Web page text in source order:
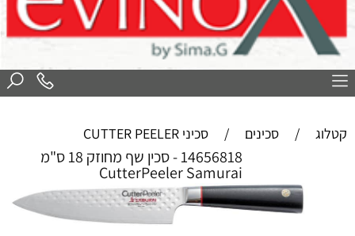
קטלוג / סכינים / סכיני CUTTER PEELER
14656818 - סכין שף מחוזק 18 ס"מ
CutterPeeler Samurai